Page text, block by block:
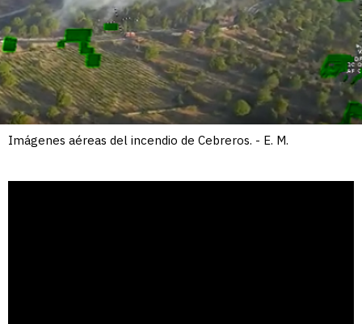
Imágenes aéreas del incendio de Cebreros. - E. M.